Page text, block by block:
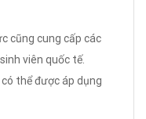
cũng cung cấp các
viên quốc tế.
thể được áp dụng